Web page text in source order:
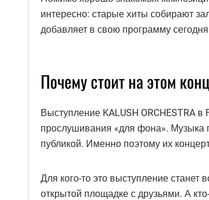
интересно: старые хиты собирают
добавляет в свою программу
Почему стоит на этом
Выступление KALUSH ORCHESTRA
прослушивания «для фона». Музыка
публикой. Именно поэтому их
Для кого-то это выступление
открытой площадке с друзьями. А